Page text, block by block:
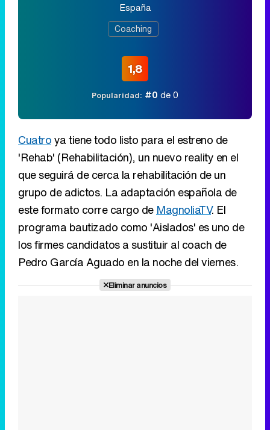
España
Coaching
1,8
Popularidad: #0 de 0
Cuatroya tiene todo listo para el estreno de
'Rehab' (Rehabilitación), un nuevo reality en el
que seguirá de cerca la rehabilitación de un
grupo de adictos. La adaptación española de
este formato corre cargo de MagnoliaTV. El
programa bautizado como 'Aislados' es uno de
los firmes candidatos a sustituir al coach de
Pedro García Aguado en la noche del viernes.
Eliminar anuncios